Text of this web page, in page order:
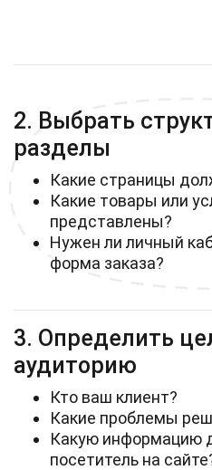
2. Выбрать
разделы
Какие страницы
Какие товары или
представлены?
Нужен ли личный
форма заказа?
3. Определить
аудиторию
Кто ваш клиент?
Какие проблемы
Какую информацию
посетитель на